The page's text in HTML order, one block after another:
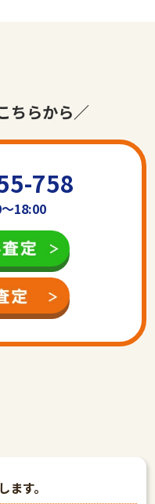
ちらから／
758
18:00
す。